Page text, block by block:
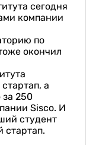
сегодня
компании
по
окончил
а
за 250
Sisco. И
студент
стартап.